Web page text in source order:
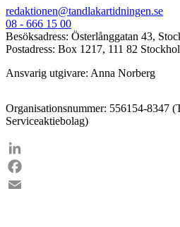
redaktionen@tandlakartidningen.se
08 - 666 15 00
Besöksadress: Österlånggatan 43,
Postadress: Box 1217, 111 82
Ansvarig utgivare: Anna Norberg
Organisationsnummer: 556154-8347
Serviceaktiebolag)
LinkedIn
Facebook